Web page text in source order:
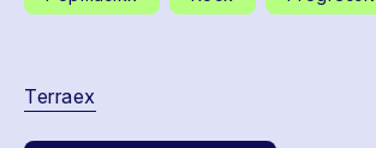
Terraex